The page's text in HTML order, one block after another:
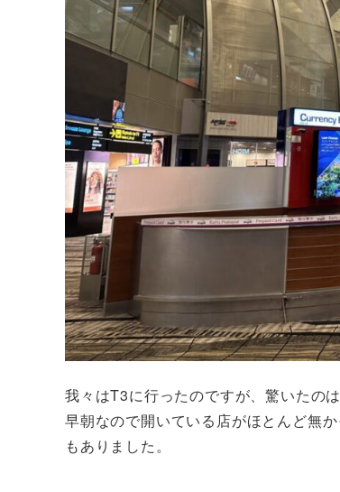
我々はT3に行ったのですが、驚いたの
早朝なので開いている店がほとんど無
もありました。